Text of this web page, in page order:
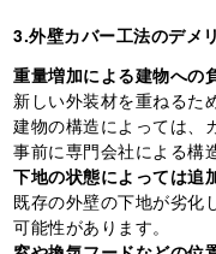
3.外壁カバー工法のデメ
重量増加による建物への
新しい外装材を重ねるた
建物の構造によっては、
事前に専門会社による構
下地の状態によっては追
既存の外壁の下地が劣化
可能性があります。